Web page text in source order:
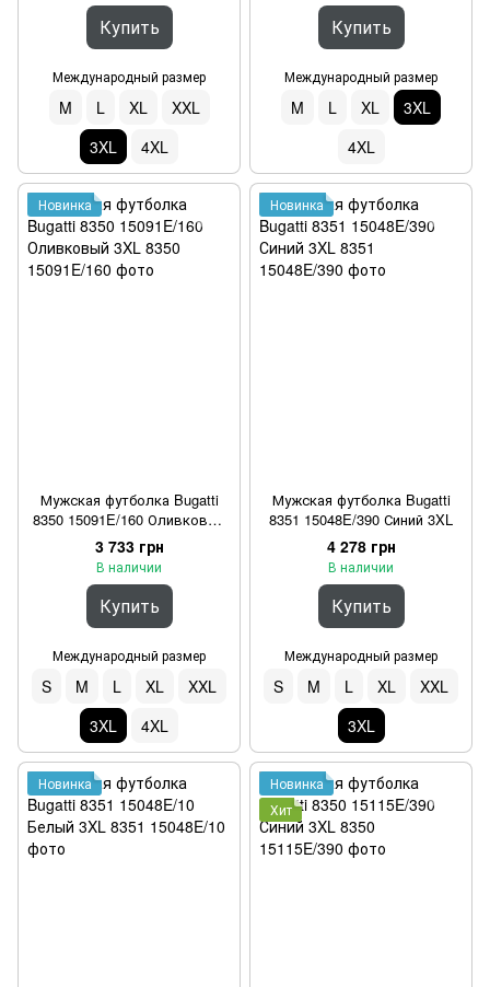
Купить
Международный размер
M L XL
XXL
3XL
4XL
Купить
Международный размер
M L XL
3XL
4XL
Новинка
Мужская футболка Bugatti
8350 15091E/160 Оливковый
3XL
3 733 грн
В наличии
Купить
Международный размер
S M L XL
XXL
3XL
4XL
Новинка
Мужская футболка Bugatti
8351 15048E/390 Синий 3XL
4 278 грн
В наличии
Купить
Международный размер
S M L XL
XXL
3XL
Новинка
Новинка
Хит